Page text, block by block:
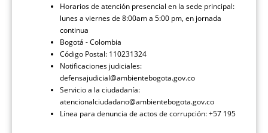
Horarios de atención presencial en la sede principal:
lunes a viernes de 8:00am a 5:00 pm, en jornada
continua
Bogotá - Colombia
Código Postal: 110231324
Notificaciones judiciales:
defensajudicial@ambientebogota.gov.co
Servicio a la ciudadanía:
atencionalciudadano@ambientebogota.gov.co
Línea para denuncia de actos de corrupción: +57 195